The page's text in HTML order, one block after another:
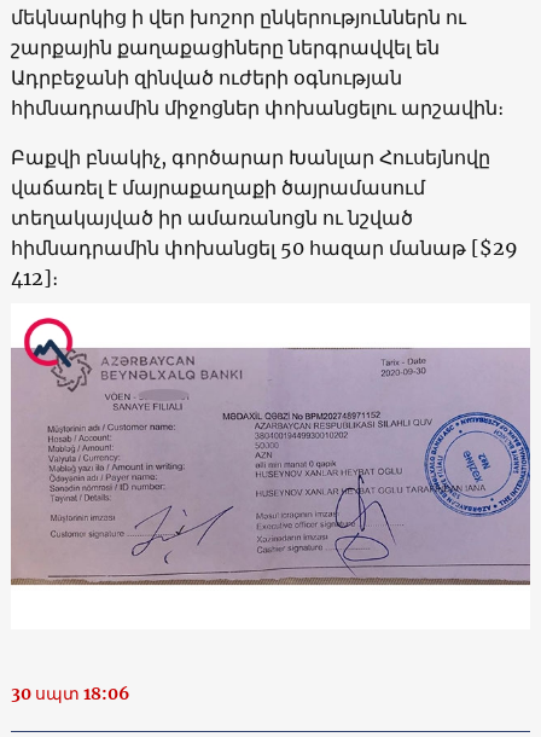
մեկնարկից ի վեր խոշոր ընկերություններն ու
շարքային քաղաքացիները ներգրավվել են
Ադրբեջանի զինված ուժերի օգնության
հիմնադրամին միջոցներ փոխանցելու արշավին։
Բաքվի բնակիչ, գործարար Խանլար Հուսեյնովը
վաճառել է մայրաքաղաքի ծայրամասում
տեղակայված իր ամառանոցն ու նշված
հիմնադրամին փոխանցել 50 հազար մանաթ [$29
412]։
30 սպտ 18:06